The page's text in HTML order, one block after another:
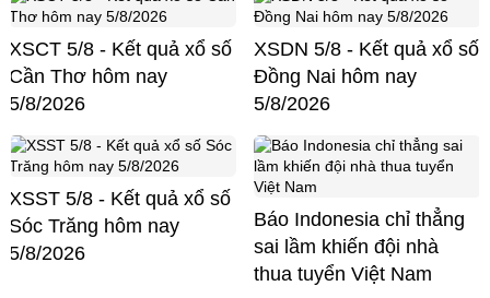
XSCT 5/8 - Kết quả xổ số
Cần Thơ hôm nay
5/8/2026
XSDN 5/8 - Kết quả xổ số
Đồng Nai hôm nay
5/8/2026
XSST 5/8 - Kết quả xổ số
Sóc Trăng hôm nay
5/8/2026
Báo Indonesia chỉ thẳng
sai lầm khiến đội nhà
thua tuyển Việt Nam